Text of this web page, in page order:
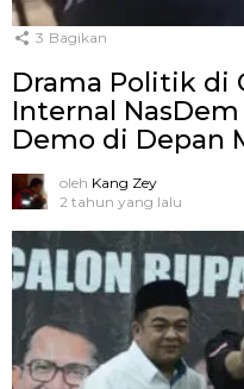
3 Bagikan
Drama Politik di
Internal
Demo di Depan
oleh Kang Zey
2 tahun yang lalu